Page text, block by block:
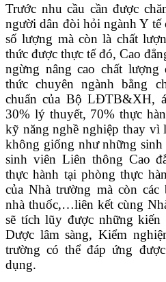
Trước nhu cầu cần được
người dân đòi hỏi ngành Y tế
số lượng mà còn là chất
thức được thực tế đó, Cao
ngừng nâng cao chất
thức chuyên ngành bằng
chuẩn của Bộ LĐTB&XH,
30% lý thuyết, 70% thực
kỹ năng nghề nghiệp thay vì
không giống như những
sinh viên Liên thông Cao
thực hành tại phòng thực
của Nhà trường mà còn
nhà thuốc,…liên kết cùng
sẽ tích lũy được những
Dược lâm sàng, Kiểm
trường có thể đáp ứng
dụng.